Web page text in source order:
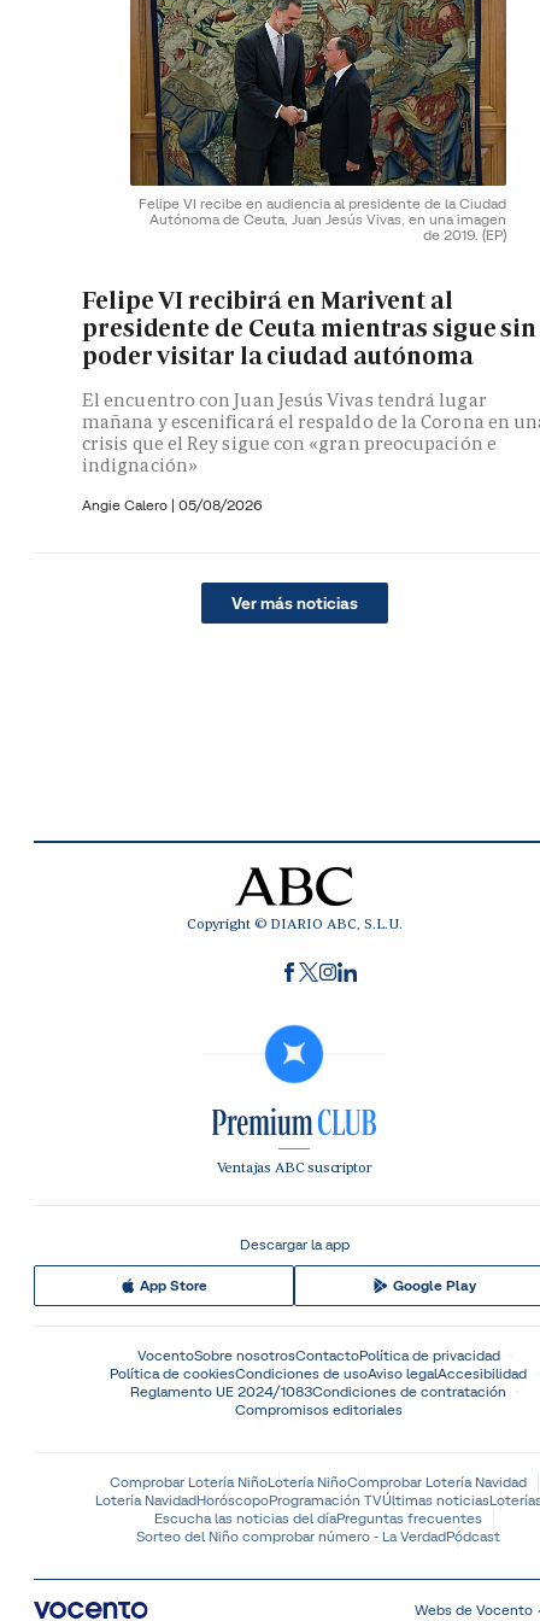
Felipe VI recibe en audiencia al presidente de la Ciudad
Autónoma de Ceuta, Juan Jesús Vivas, en una imagen
de 2019. (EP)
Felipe VI recibirá en Marivent al
presidente de Ceuta mientras sigue sin
poder visitar la ciudad autónoma
El encuentro con Juan Jesús Vivas tendrá lugar
mañana y escenificará el respaldo de la Corona en
crisis que el Rey sigue con «gran preocupación e
indignación»
Angie Calero | 05/08/2026
Ver más noticias
Copyright © DIARIO ABC, S.L.U.
Ventajas ABC suscriptor
Descargar la app
App Store Google Play
VocentoSobre nosotrosContactoPolítica de privacidad
Política de cookiesCondiciones de usoAviso legalAccesibilidad
Reglamento UE 2024/1083Condiciones de contratación
Compromisos editoriales
Comprobar Lotería NiñoLotería NiñoComprobar Lotería Navidad
Lotería NavidadHoróscopoProgramación TVÚltimas noticias
Escucha las noticias del díaPreguntas frecuentes
Sorteo del Niño comprobar número - La VerdadPódcast
Webs de Vocento